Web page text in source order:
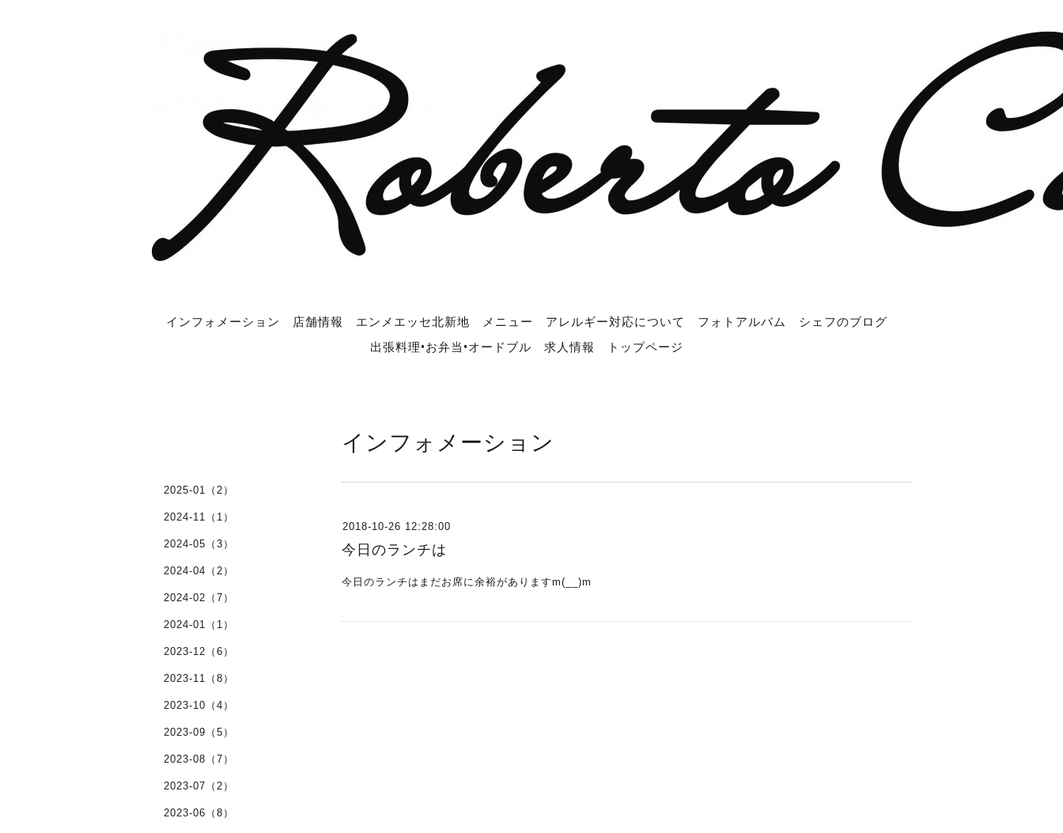
インフォメーション 店舗情報 エンメエッセ北新地 メニュー アレルギー対応について フォトアルバム
シェフのブログ
出張料理•お弁当•オードブル
求人情報 トップページ
インフォメーション
2018-10-26 12:28:00
今日のランチは
今日のランチはまだお席に余裕がありますm(__)m
2025-01（2）
2024-11（1）
2024-05（3）
2024-04（2）
2024-02（7）
2024-01（1）
2023-12（6）
2023-11（8）
2023-10（4）
2023-09（5）
2023-08（7）
2023-07（2）
2023-06（8）